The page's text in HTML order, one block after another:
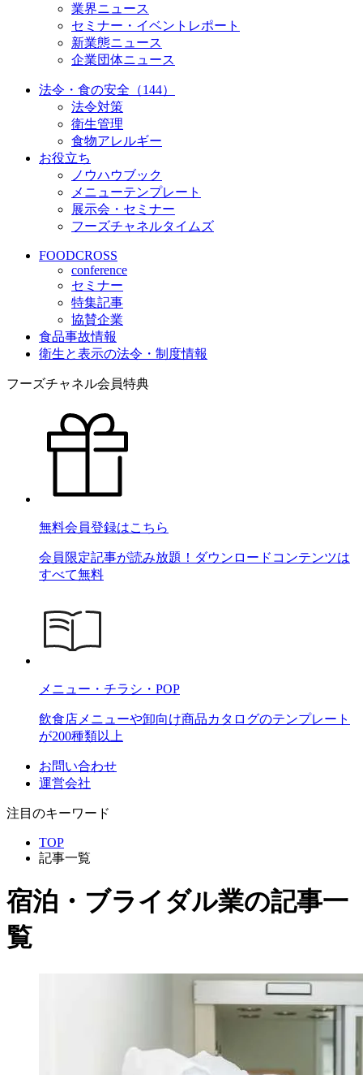
業界ニュース
セミナー・イベントレポート
新業態ニュース
企業団体ニュース
法令・食の安全（144）
法令対策
衛生管理
食物アレルギー
お役立ち
ノウハウブック
メニューテンプレート
展示会・セミナー
フーズチャネルタイムズ
FOODCROSS
conference
セミナー
特集記事
協賛企業
食品事故情報
衛生と表示の法令・制度情報
フーズチャネル会員特典
無料会員登録はこちら
会員限定記事が読み放題！ダウンロードコンテンツは
すべて無料
メニュー・チラシ・POP
飲食店メニューや卸向け商品カタログのテンプレート
が200種類以上
お問い合わせ
運営会社
注目のキーワード
TOP
記事一覧
宿泊・ブライダル業の記事一
覧